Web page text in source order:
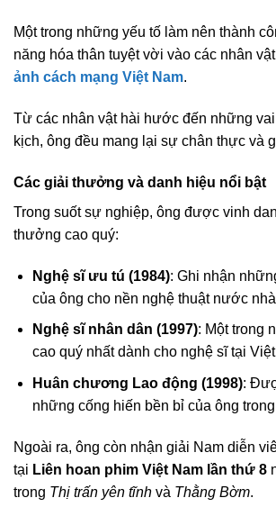
Một trong những yếu tố làm nên thành
năng hóa thân tuyệt vời vào các nhân
ảnh cách mạng Việt Nam.
Từ các nhân vật hài hước đến những
kịch, ông đều mang lại sự chân thực và
Các giải thưởng và danh hiệu nổi bật
Trong suốt sự nghiệp, ông được vinh
thưởng cao quý:
Nghệ sĩ ưu tú (1984): Ghi nhận
của ông cho nền nghệ thuật nước
Nghệ sĩ nhân dân (1997): Một trong
cao quý nhất dành cho nghệ sĩ tại
Huân chương Lao động (1998):
những cống hiến bền bỉ của ông
Ngoài ra, ông còn nhận giải Nam diễn
tại Liên hoan phim Việt Nam lần thứ 8
trong Thị trấn yên tĩnh và Thằng Bờm.